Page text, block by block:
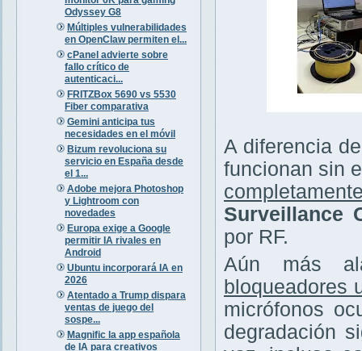
Odyssey G8
Múltiples vulnerabilidades
en OpenClaw permiten el...
cPanel advierte sobre
fallo crítico de
autenticaci...
FRITZBox 5690 vs 5530
Fiber comparativa
Gemini anticipa tus
necesidades en el móvil
Bizum revoluciona su
servicio en España desde
el 1...
Adobe mejora Photoshop
y Lightroom con
novedades
Europa exige a Google
permitir IA rivales en
Android
Ubuntu incorporará IA en
2026
Atentado a Trump dispara
ventas de juego del
sospe...
Magnific la app española
de IA para creativos
A diferencia
funcionan sin
Surveillance
por RF.
Aún más
bloqueadores
micrófonos
degradación